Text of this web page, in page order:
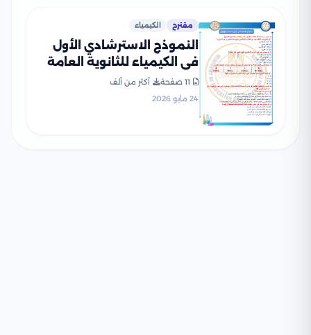
مقترح الكيمياء
النموذج الاسترشادي الأول
في الكيمياء للثانوية العامة
2026 بصيغة PDF
11 صفحة
أكثر من ألف
24 مايو 2026